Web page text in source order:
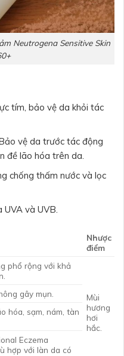
Neutrogena Sensitive Skin
tím, bảo vệ da khỏi tác
vệ da trước tác động
đề lão hóa trên da.
chống thấm nước và lọc
UVA và UVB.
Nhược
điểm
phổ rộng với khả
Mùi
hương
hơi
hắc.
gây mụn.
hóa, sạm, nám, tàn
Eczema
hợp với làn da có